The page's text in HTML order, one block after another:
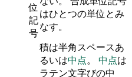
位
記
号
はひとつの単位とみ
なす。
積は半角スペースあ
るいは中点。 中点は
ラテン文字びの中